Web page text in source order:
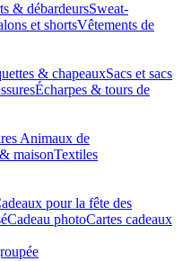
& débardeursSweat-
et shortsVêtements de
& chapeauxSacs et sacs
Écharpes & tours de
Animaux de
maisonTextiles
pour la fête des
Cadeau photoCartes cadeaux